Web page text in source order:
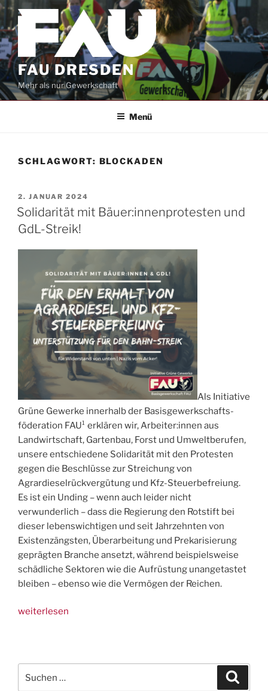
Zum
Inhalt
springen
FAU DRESDEN
Mehr als nur Gewerkschaft
Menü
SCHLAGWORT: BLOCKADEN
VERÖFFENTLICHT
AM
2. JANUAR 2024
Solidarität mit Bäuer:innenprotesten und
GdL-Streik!
Als Initiative
Grüne Gewerke innerhalb der Basisgewerkschafts-
föderation FAU¹ erklären wir, Arbeiter:innen aus
Landwirtschaft, Gartenbau, Forst und Umweltberufen,
unsere entschiedene Solidarität mit den Protesten
gegen die Beschlüsse zur Streichung von
Agrardieselrückvergütung und Kfz-Steuerbefreiung.
Es ist ein Unding – wenn auch leider nicht
verwunderlich – dass die Regierung den Rotstift bei
dieser lebenswichtigen und seit Jahrzehnten von
Existenzängsten, Überarbeitung und Prekarisierung
geprägten Branche ansetzt, während beispielsweise
schädliche Sektoren wie die Aufrüstung unangetastet
bleiben – ebenso wie die Vermögen der Reichen.
„Solidarität
GdL-
Streik!“
weiterlesen
nach: